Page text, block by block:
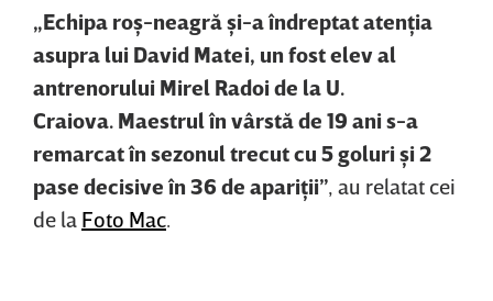
„Echipa roş-neagră şi-a îndreptat atenţia
asupra lui David Matei, un fost elev al
antrenorului Mirel Radoi de la U.
Craiova. Maestrul în vârstă de 19 ani s-a
remarcat în sezonul trecut cu 5 goluri şi 2
pase decisive în 36 de apariţii”, au relatat cei
de la Foto Mac.